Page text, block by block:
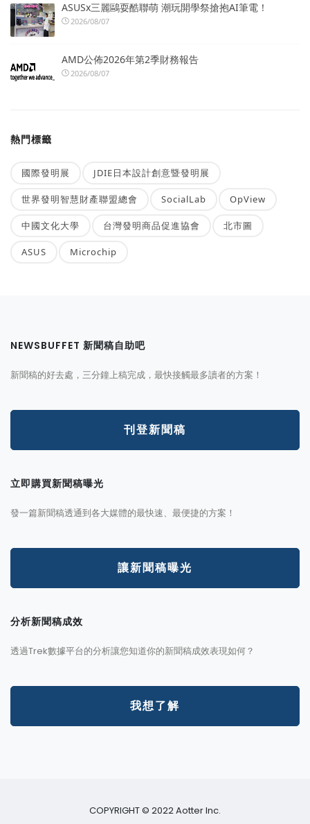
ASUSx三麗鷗耍酷聯萌 潮玩開學祭搶抱AI筆電！
2026/08/07
AMD公佈2026年第2季財務報告
2026/08/07
熱門標籤
國際發明展 JDIE日本設計創意暨發明展
世界發明智慧財產聯盟總會 SocialLab OpView
中國文化大學 台灣發明商品促進協會 北市圖
ASUS Microchip
NEWSBUFFET 新聞稿自助吧
新聞稿的好去處，三分鐘上稿完成，最快接觸最多讀者的方案！
刊登新聞稿
立即購買新聞稿曝光
發一篇新聞稿透通到各大媒體的最快速、最便捷的方案！
讓新聞稿曝光
分析新聞稿成效
透過Trek數據平台的分析讓您知道你的新聞稿成效表現如何？
我想了解
COPYRIGHT © 2022 Aotter Inc.